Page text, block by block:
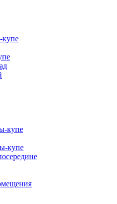
купе
купе